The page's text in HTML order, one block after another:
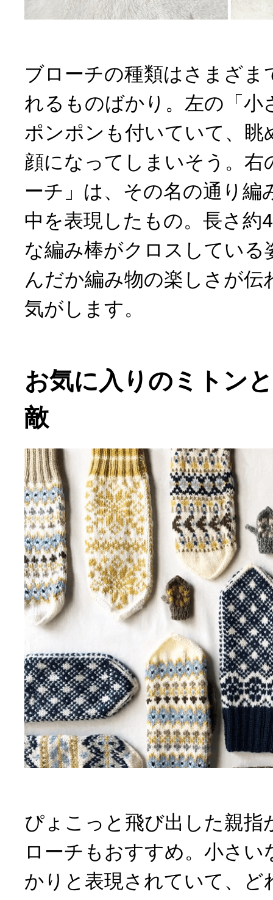
ブローチの種類はさまざま
れるものばかり。左の「小
ポンポンも付いていて、眺
顔になってしまいそう。右
ーチ」は、その名の通り編
中を表現したもの。長さ約
な編み棒がクロスしている
んだか編み物の楽しさが伝
気がします。
お気に入りのミトン
敵
ぴょこっと飛び出した親指
ローチもおすすめ。小さ
かりと表現されていて、ど